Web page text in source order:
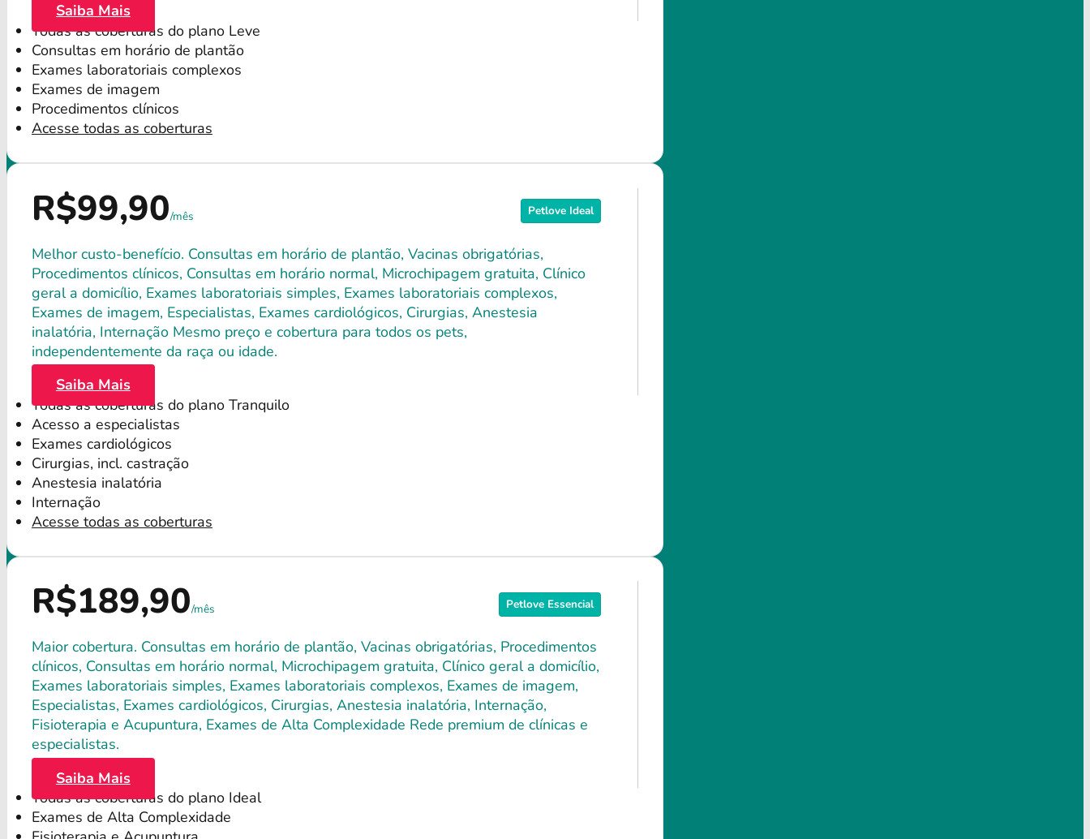
Saiba Mais
Todas as coberturas do plano Leve
Consultas em horário de plantão
Exames laboratoriais complexos
Exames de imagem
Procedimentos clínicos
Acesse todas as coberturas
Petlove Ideal
R$99,90/mês
Melhor custo-benefício. Consultas em horário de plantão, Vacinas obrigatórias,
Procedimentos clínicos, Consultas em horário normal, Microchipagem gratuita, Clínico
geral a domicílio, Exames laboratoriais simples, Exames laboratoriais complexos,
Exames de imagem, Especialistas, Exames cardiológicos, Cirurgias, Anestesia
inalatória, Internação Mesmo preço e cobertura para todos os pets,
independentemente da raça ou idade.
Saiba Mais
Todas as coberturas do plano Tranquilo
Acesso a especialistas
Exames cardiológicos
Cirurgias, incl. castração
Anestesia inalatória
Internação
Acesse todas as coberturas
Petlove Essencial
R$189,90/mês
Maior cobertura. Consultas em horário de plantão, Vacinas obrigatórias, Procedimentos
clínicos, Consultas em horário normal, Microchipagem gratuita, Clínico geral a domicílio,
Exames laboratoriais simples, Exames laboratoriais complexos, Exames de imagem,
Especialistas, Exames cardiológicos, Cirurgias, Anestesia inalatória, Internação,
Fisioterapia e Acupuntura, Exames de Alta Complexidade Rede premium de clínicas e
especialistas.
Saiba Mais
Todas as coberturas do plano Ideal
Exames de Alta Complexidade